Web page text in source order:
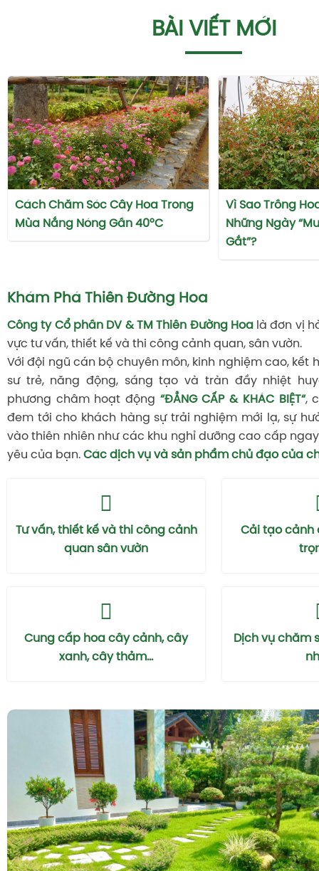
BÀI VIẾT MỚI
Cách Chăm Sóc Cây Hoa Trong
Mùa Nắng Nóng Gần 40°C
Vì Sao Trồng
Những Ngày
Gắt”?
Khám Phá Thiên Đường Hoa
Công ty Cổ phần DV & TM Thiên Đường Hoa là đơn vị
vực tư vấn, thiết kế và thi công cảnh quan, sân vườn.
Với đội ngũ cán bộ chuyên môn, kinh nghiệm cao, kết
sư trẻ, năng động, sáng tạo và tràn đầy nhiệt
phương châm hoạt động “ĐẲNG CẤP & KHÁC BIỆT“,
đem tới cho khách hàng sự trải nghiệm mới lạ, sự
vào thiên nhiên như các khu nghỉ dưỡng cao cấp
yêu của bạn. Các dịch vụ và sản phẩm chủ đạo của
Tư vấn, thiết kế và thi công cảnh
quan sân vườn
Cải tạo cảnh
Cung cấp hoa cây cảnh, cây
xanh, cây thảm...
Dịch vụ chăm